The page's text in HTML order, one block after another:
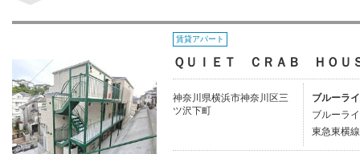
賃貸アパート
ＱＵＩＥＴ ＣＲＡＢ ＨＯＵ
神奈川県横浜市神奈川区三
ツ沢下町
ブルーラ
ブルーラ
東急東横